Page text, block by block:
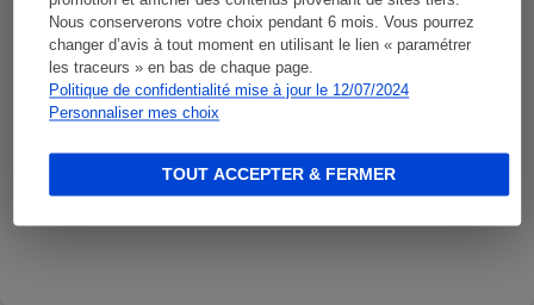
Nous conserverons votre choix pendant 6 mois. Vous pourrez
changer d’avis à tout moment en utilisant le lien « paramétrer
les traceurs » en bas de chaque page.
Politique de confidentialité mise à jour le 12/07/2024
Personnaliser mes choix
TOUT ACCEPTER & FERMER